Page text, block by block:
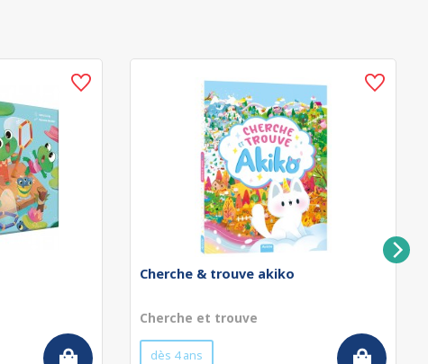
Cherche & trouve akiko
Cherche et trouve
dès 4 ans